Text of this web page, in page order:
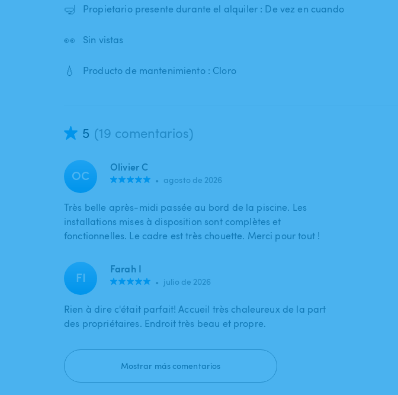
🤿 Propietario presente durante el alquiler : De vez en cuando
👀 Sin vistas
💧 Producto de mantenimiento : Cloro
5 (19 comentarios)
OC Olivier C
• agosto de 2026
Très belle après-midi passée au bord de la piscine. Les
installations mises à disposition sont complètes et
fonctionnelles. Le cadre est très chouette. Merci pour tout !
FI Farah I
• julio de 2026
Rien à dire c'était parfait! Accueil très chaleureux de la part
des propriétaires. Endroit très beau et propre.
Mostrar más comentarios